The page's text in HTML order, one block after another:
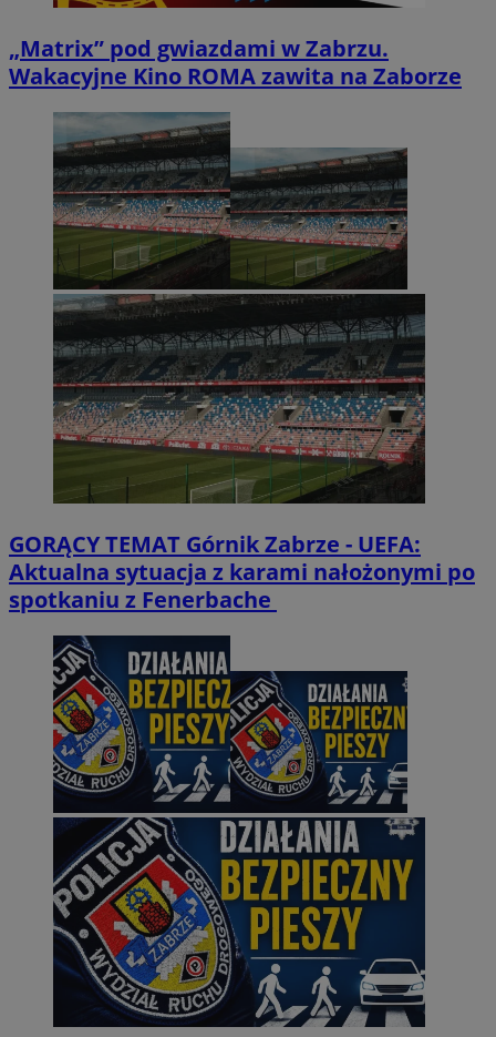
„Matrix” pod gwiazdami w Zabrzu.
Wakacyjne Kino ROMA zawita na Zaborze
GORĄCY TEMAT Górnik Zabrze - UEFA:
Aktualna sytuacja z karami nałożonymi po
spotkaniu z Fenerbache